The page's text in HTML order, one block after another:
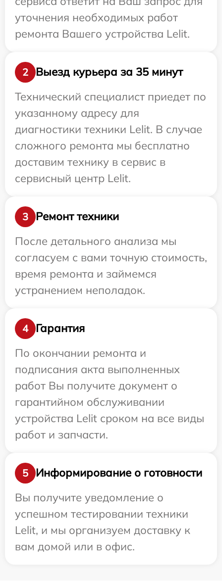
уточнения необходимых работ
ремонта Вашего устройства Lelit.
2
Выезд курьера за 35 минут
Технический специалист приедет по
указанному адресу для
диагностики техники Lelit. В случае
сложного ремонта мы бесплатно
доставим технику в сервис в
сервисный центр Lelit.
3
Ремонт техники
После детального анализа мы
согласуем с вами точную стоимость,
время ремонта и займемся
устранением неполадок.
4
Гарантия
По окончании ремонта и
подписания акта выполненных
работ Вы получите документ о
гарантийном обслуживании
устройства Lelit сроком на все виды
работ и запчасти.
5
Информирование о готовности
Вы получите уведомление о
успешном тестировании техники
Lelit, и мы организуем доставку к
вам домой или в офис.